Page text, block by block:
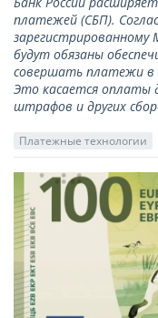
платежей (СБП).
будут обязаны
совершать платежи в
Это касается оплаты
штрафов и других
Платежные технологии